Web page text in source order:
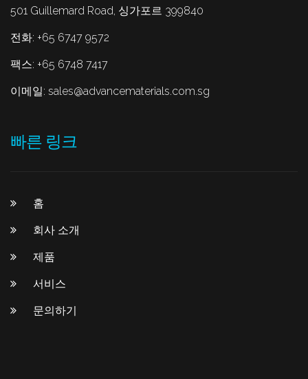
501 Guillemard Road, 싱가포르 399840
전화: +65 6747 9572
팩스: +65 6748 7417
이메일: sales@advancematerials.com.sg
빠른 링크
홈
회사 소개
제품
서비스
문의하기